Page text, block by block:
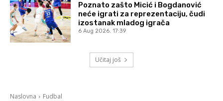
Poznato zašto Micić i Bogdanović
neće igrati za reprezentaciju, čudi
izostanak mladog igrača
6 Aug 2026. 17:39
Učitaj još